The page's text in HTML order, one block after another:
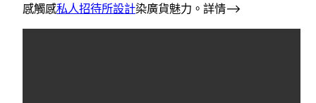
感觸感私人招待所設計染廣貨魅力。詳情–>